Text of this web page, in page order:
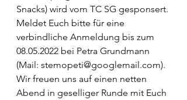
Snacks) wird vom TC SG gesponsert.
Meldet Euch bitte für eine
verbindliche Anmeldung bis zum
08.05.2022 bei Petra Grundmann
(Mail: stemopeti@googlemail.com).
Wir freuen uns auf einen netten
Abend in geselliger Runde mit Euch